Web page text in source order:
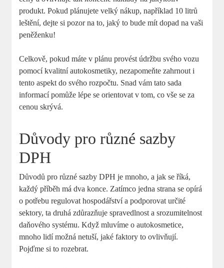
produkt. Pokud plánujete velký nákup, například 10 litrů
leštění,​ dejte ​si pozor ‌na to, jaký to bude mít dopad na vaši
⁤peněženku!
Celkově, pokud máte v plánu provést údržbu⁣ svého ‍vozu
pomocí kvalitní autokosmetiky, nezapomeňte zahrnout‌ i
⁤tento aspekt do svého rozpočtu.⁤ Snad vám tato sada
informací pomůže lépe se orientovat v tom, co vše se za
cenou skrývá.
Důvody pro různé sazby
DPH
Důvodů ⁤pro různé sazby DPH je mnoho, a jak se říká,
každý příběh má dva konce. Zatímco jedna strana se ⁢opírá
o⁢ potřebu ​regulovat⁢ hospodářství a podporovat určité
sektory, ta druhá zdůrazňuje spravedlnost‍ a srozumitelnost
daňového systému. Když mluvíme ‌o autokosmetice,
mnoho lidí možná⁤ netuší, jaké faktory ‌to ovlivňují.
Pojďme⁢ si to rozebrat.